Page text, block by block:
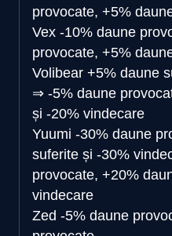
provocate, +5%
Vex -10% daune
provocate, +5%
Volibear +5% daune
⇒ -5% daune
și -20% vindecare
Yuumi -30% daune
suferite și -30%
provocate, +20%
vindecare
Zed -5% daune